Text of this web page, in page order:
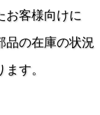
お客様向けに
品の在庫の状況
す。